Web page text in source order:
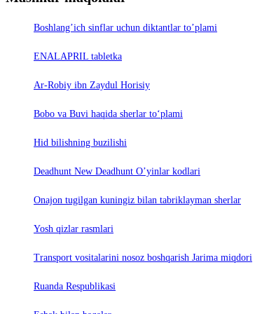
Boshlang’ich sinflar uchun diktantlar to’plami
ENALAPRIL tabletka
Ar-Robiy ibn Zaydul Horisiy
Bobo va Buvi haqida sherlar to‘plami
Hid bilishning buzilishi
Deadhunt New Deadhunt O’yinlar kodlari
Onajon tugilgan kuningiz bilan tabriklayman sherlar
Yosh qizlar rasmlari
Trаnsport vositаlаrini nosoz boshqаrish Jаrimа miqdori
Ruanda Respublikasi